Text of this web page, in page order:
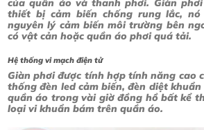
của quần áo và thanh phơi. Giàn
thiết bị cảm biến chống rung lắc,
nguyên lý cảm biến môi trường bên
có vật cản hoặc quần áo phơi quá tải.
Hệ thống vi mạch điện tử
Giàn phơi được tính hợp tính năng cao
thống đèn led cảm biến, đèn diệt
quần áo trong vài giờ đồng hồ bất kể
loại vi khuẩn bám trên quần áo.